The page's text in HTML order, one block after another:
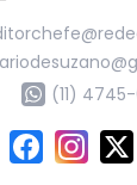
(11)